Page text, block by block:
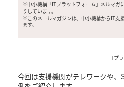
※中小機構「ITプラットフォーム」メルマガ
りしています。
※このメールマガジンは、中小機構からIT支
ます。
ITプ
今回は支援機関がテレワークや、